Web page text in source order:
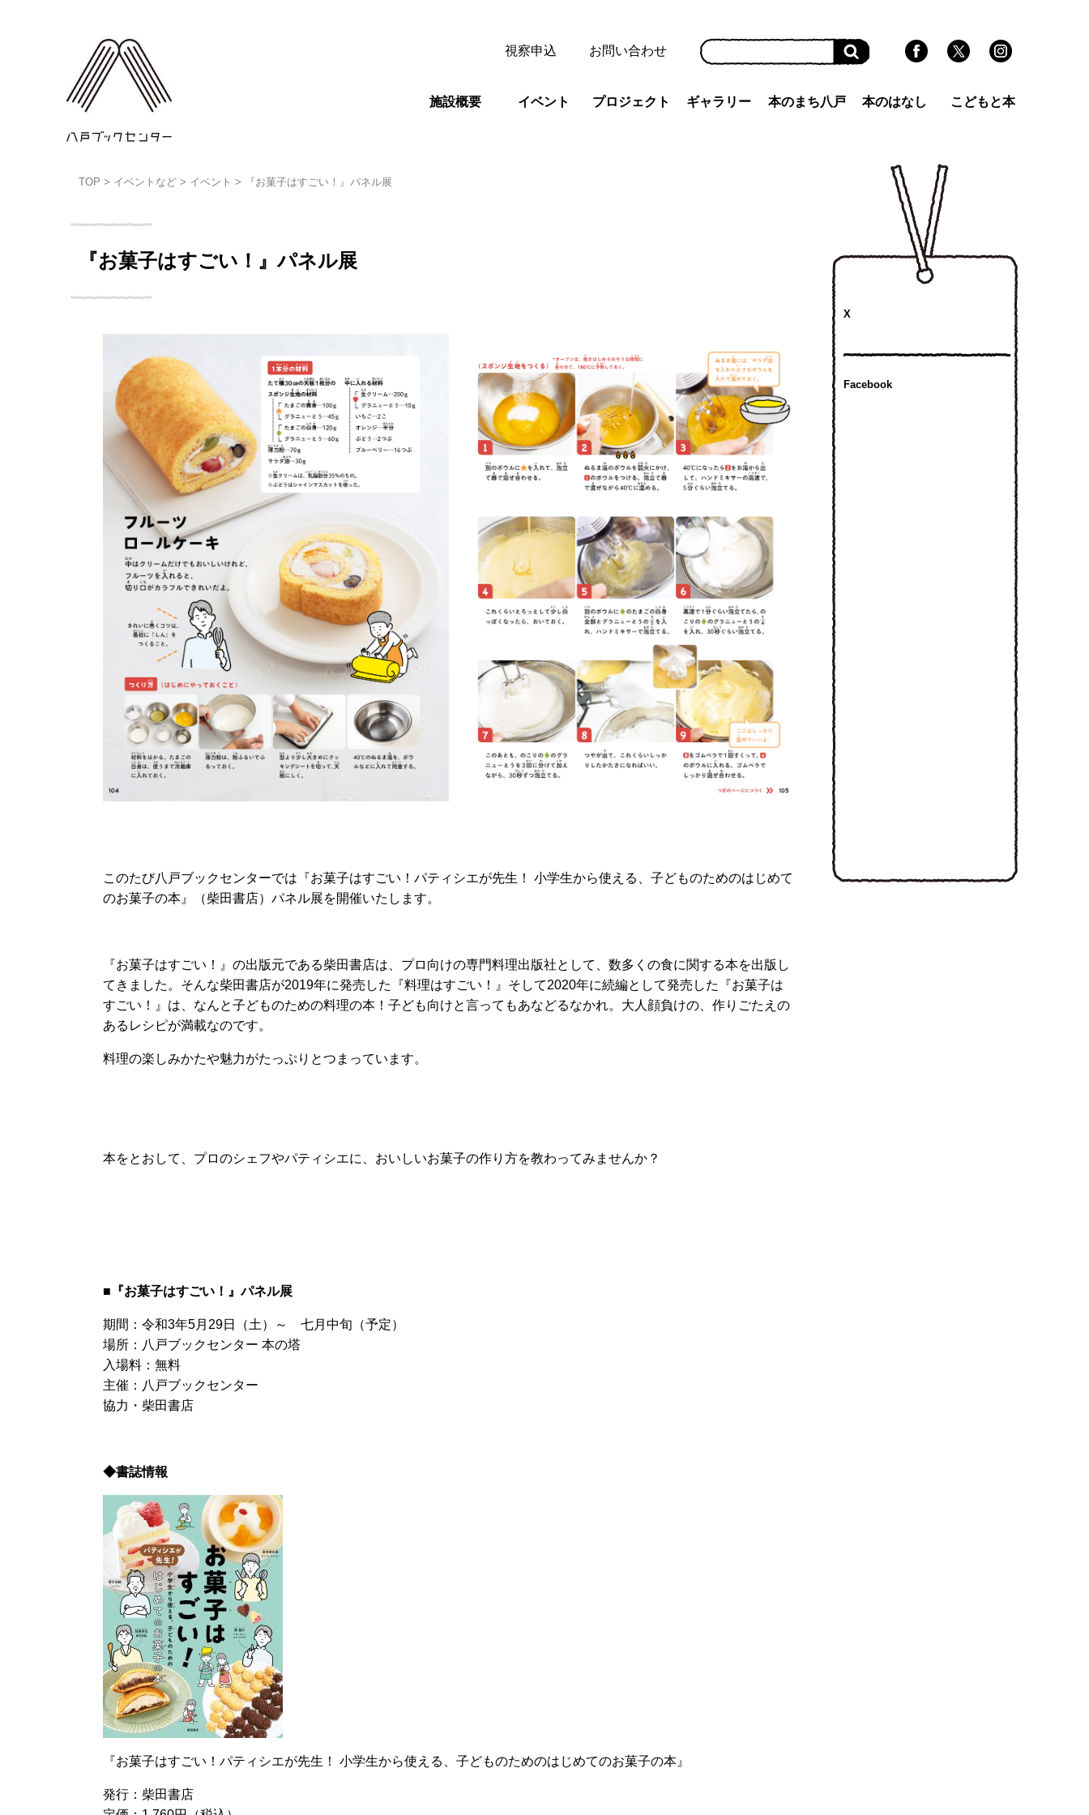
視察申込 お問い合わせ
施設概要 イベント プロジェクト ギャラリー 本のまち八戸 本のはなし こどもと本
TOP > イベントなど > イベント > 『お菓子はすごい！』パネル展
『お菓子はすごい！』パネル展
このたび八戸ブックセンターでは『お菓子はすごい！パティシエが先生！ 小学生から使える、子どものためのはじめて
のお菓子の本』（柴田書店）パネル展を開催いたします。
『お菓子はすごい！』の出版元である柴田書店は、プロ向けの専門料理出版社として、数多くの食に関する本を出版し
てきました。そんな柴田書店が2019年に発売した『料理はすごい！』そして2020年に続編として発売した『お菓子は
すごい！』は、なんと子どものための料理の本！子ども向けと言ってもあなどるなかれ。大人顔負けの、作りごたえの
あるレシピが満載なのです。
料理の楽しみかたや魅力がたっぷりとつまっています。
本をとおして、プロのシェフやパティシエに、おいしいお菓子の作り方を教わってみませんか？
■『お菓子はすごい！』パネル展
期間：令和3年5月29日（土）～ 七月中旬（予定）
場所：八戸ブックセンター 本の塔
入場料：無料
主催：八戸ブックセンター
協力・柴田書店
◆書誌情報
『お菓子はすごい！パティシエが先生！ 小学生から使える、子どものためのはじめてのお菓子の本』
発行：柴田書店
X
Facebook